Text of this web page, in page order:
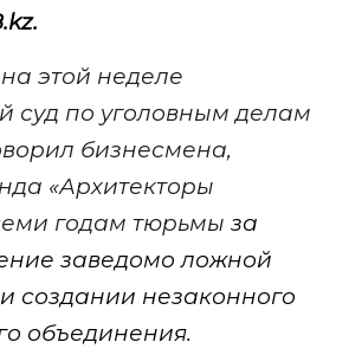
.kz.
этой неделе
по уголовным делам
бизнесмена,
«Архитекторы
годам тюрьмы за
заведомо ложной
создании незаконного
объединения.